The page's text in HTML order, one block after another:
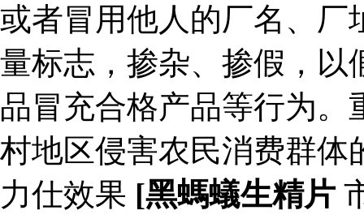
或者冒用他人的厂名、厂
量标志，掺杂、掺假，以
品冒充合格产品等行为
村地区侵害农民消费群体
力仕效果 [黑螞蟻生精片